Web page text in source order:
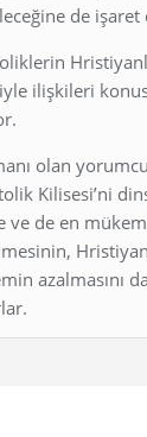
de işaret
ilişkileri
olan
Kilisesi’ni
ve de en
azalmasını